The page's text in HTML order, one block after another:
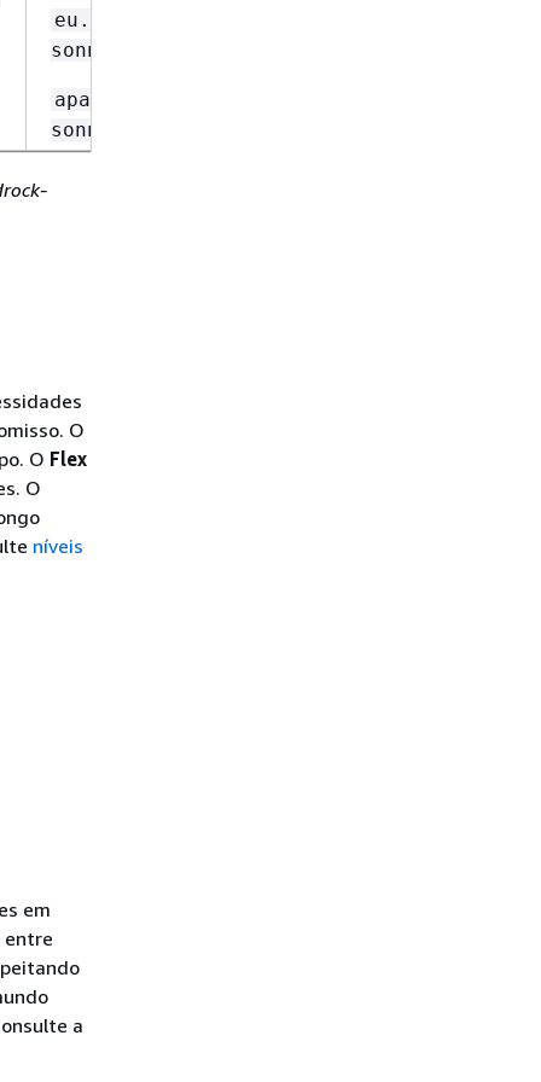
eu.anthropic.claude-
sonnet-4-20250514-v1:0
apac.anthropic.claude-
sonnet-4-20250514-v1:0
O
O Flex
O
níveis
em
entre
a